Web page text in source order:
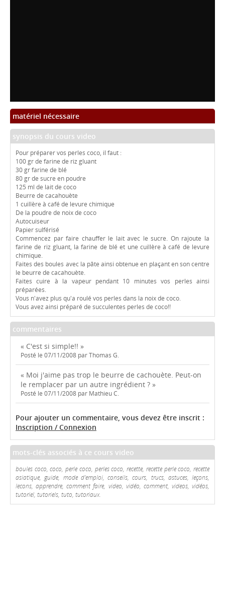
matériel nécessaire
synopsis du cours video
Pour préparer vos perles coco, il faut :
100 gr de farine de riz gluant
30 gr farine de blé
80 gr de sucre en poudre
125 ml de lait de coco
Beurre de cacahouète
1 cuillère à café de levure chimique
De la poudre de noix de coco
Autocuiseur
Papier sulférisé
Commencez par faire chauffer le lait avec le sucre. On rajoute la
farine de riz gluant, la farine de blé et une cuillère à café de levure
chimique.
Faites des boules avec la pâte ainsi obtenue en plaçant en son centre
le beurre de cacahouète.
Faites cuire à la vapeur pendant 10 minutes vos perles ainsi
préparées.
Vous n'avez plus qu'a roulé vos perles dans la noix de coco.
Vous avez ainsi préparé de succulentes perles de coco!!
commentaires
« C'est si simple!! »
Posté le 07/11/2008 par Thomas G.
« Moi j'aime pas trop le beurre de cachouète. Peut-on
le remplacer par un autre ingrédient ? »
Posté le 07/11/2008 par Mathieu C.
Pour ajouter un commentaire, vous devez être inscrit :
Inscription / Connexion
mots-clés associés à ce cours video
boules coco, coco, perle coco, perles coco, recette, recette perle coco, recette
asiatique, guide, mode d'emploi, conseils, cours, trucs, astuces, leçons,
lecons, apprendre, comment faire, video, vidéo, comment, videos, vidéos,
tutoriel, tutoriels, tuto, tutoriaux.